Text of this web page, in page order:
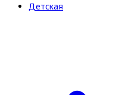
Детская